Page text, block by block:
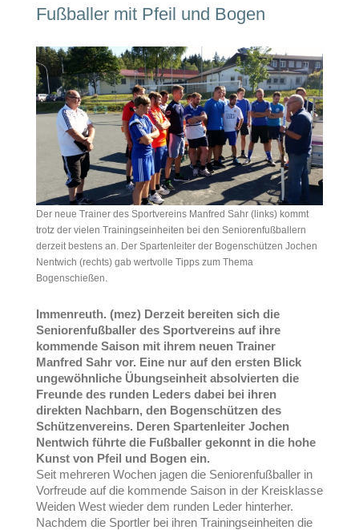
Fußballer mit Pfeil und Bogen
Der neue Trainer des Sportvereins Manfred Sahr (links) kommt
trotz der vielen Trainingseinheiten bei den Seniorenfußballern
derzeit bestens an. Der Spartenleiter der Bogenschützen Jochen
Nentwich (rechts) gab wertvolle Tipps zum Thema
Bogenschießen.
Immenreuth. (mez) Derzeit bereiten sich die
Seniorenfußballer des Sportvereins auf ihre
kommende Saison mit ihrem neuen Trainer
Manfred Sahr vor. Eine nur auf den ersten Blick
ungewöhnliche Übungseinheit absolvierten die
Freunde des runden Leders dabei bei ihren
direkten Nachbarn, den Bogenschützen des
Schützenvereins. Deren Spartenleiter Jochen
Nentwich führte die Fußballer gekonnt in die hohe
Kunst von Pfeil und Bogen ein.
Seit mehreren Wochen jagen die Seniorenfußballer in
Vorfreude auf die kommende Saison in der Kreisklasse
Weiden West wieder dem runden Leder hinterher.
Nachdem die Sportler bei ihren Trainingseinheiten die